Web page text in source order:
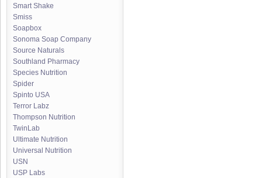
Smart Shake
Smiss
Soapbox
Sonoma Soap Company
Source Naturals
Southland Pharmacy
Species Nutrition
Spider
Spinto USA
Terror Labz
Thompson Nutrition
TwinLab
Ultimate Nutrition
Universal Nutrition
USN
USP Labs